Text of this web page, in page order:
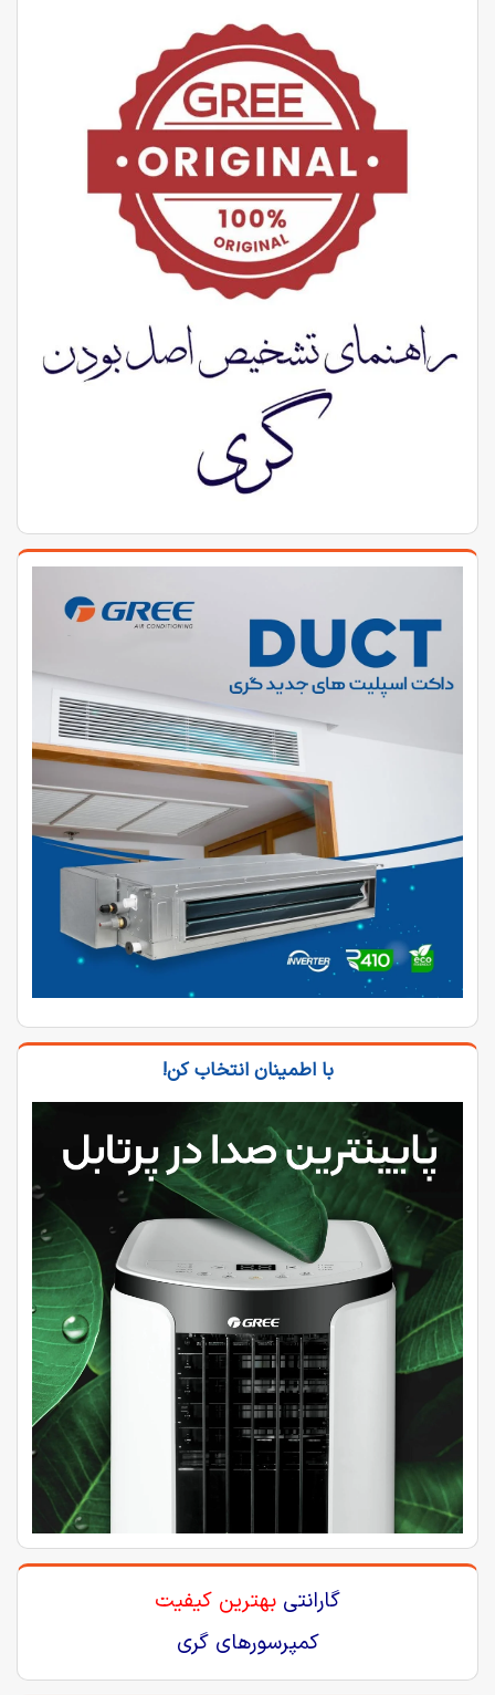
با اطمینان انتخاب کن!
گارانتی بهترین کیفیت
کمپرسورهای گری